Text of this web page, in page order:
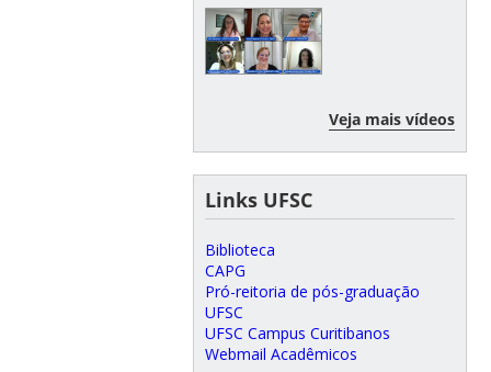
Veja mais vídeos
Links UFSC
Biblioteca
CAPG
Pró-reitoria de pós-graduação
UFSC
UFSC Campus Curitibanos
Webmail Acadêmicos